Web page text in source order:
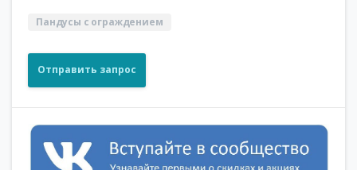
Пандусы с ограждением
Отправить запрос